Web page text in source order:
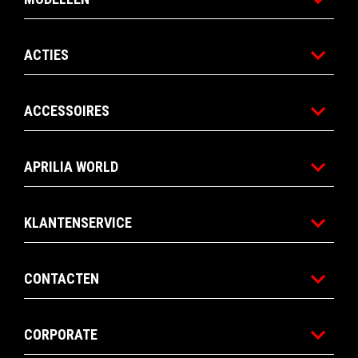
ACTIES
ACCESSOIRES
APRILIA WORLD
KLANTENSERVICE
CONTACTEN
CORPORATE